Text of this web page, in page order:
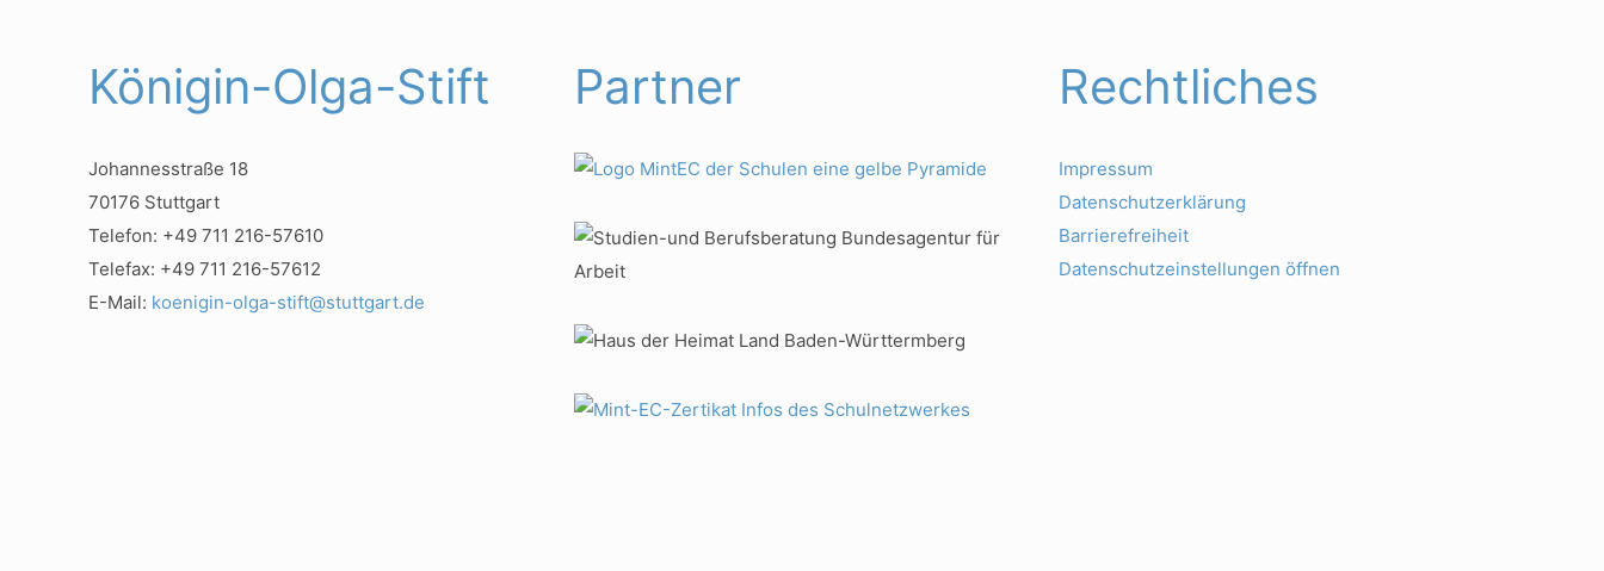
Königin-Olga-Stift
Johannesstraße 18
70176 Stuttgart
Telefon: +49 711 216-57610
Telefax: +49 711 216-57612
E-Mail: koenigin-olga-stift@stuttgart.de
Partner Rechtliches
Impressum
Datenschutzerklärung
Barrierefreiheit
Datenschutzeinstellungen öffnen